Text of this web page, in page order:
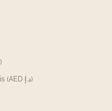
Émirats arabes unis (AED د.إ)